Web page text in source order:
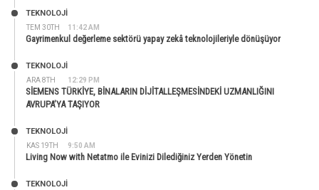
TEM 30TH 11:42 AM
TEKNOLOJİ
Gayrimenkul değerleme sektörü yapay zekâ teknolojileriyle dönüşüyor
ARA 8TH 12:29 PM
TEKNOLOJİ
SİEMENS TÜRKİYE, BİNALARIN DİJİTALLEŞMESİNDEKİ UZMANLIĞINI
AVRUPA’YA TAŞIYOR
KAS 19TH 9:50 AM
TEKNOLOJİ
Living Now with Netatmo ile Evinizi Dilediğiniz Yerden Yönetin
TEKNOLOJİ